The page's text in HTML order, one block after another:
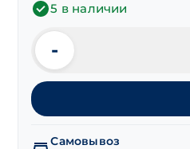
5 в наличии
Количество
товара
Болт
откидной
цинк
-
Самовывоз